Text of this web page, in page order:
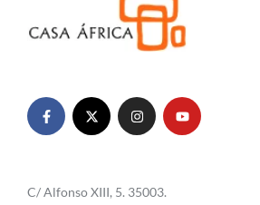
C/ Alfonso XIII, 5. 35003.